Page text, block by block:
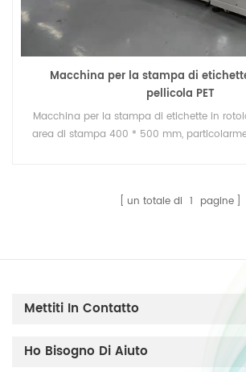
Macchina per la stampa di
pellicola PET
Macchina per la stampa di etichette in
area di stampa 400 * 500 mm,
un totale di 1 pagine
Mettiti In Contatto
Ho Bisogno Di Aiuto